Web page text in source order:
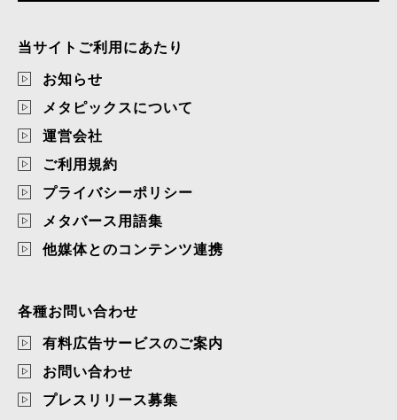
当サイトご利用にあたり
お知らせ
メタピックスについて
運営会社
ご利用規約
プライバシーポリシー
メタバース用語集
他媒体とのコンテンツ連携
各種お問い合わせ
有料広告サービスのご案内
お問い合わせ
プレスリリース募集